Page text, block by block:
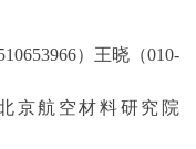
）王晓（010-
京航空材料研究院